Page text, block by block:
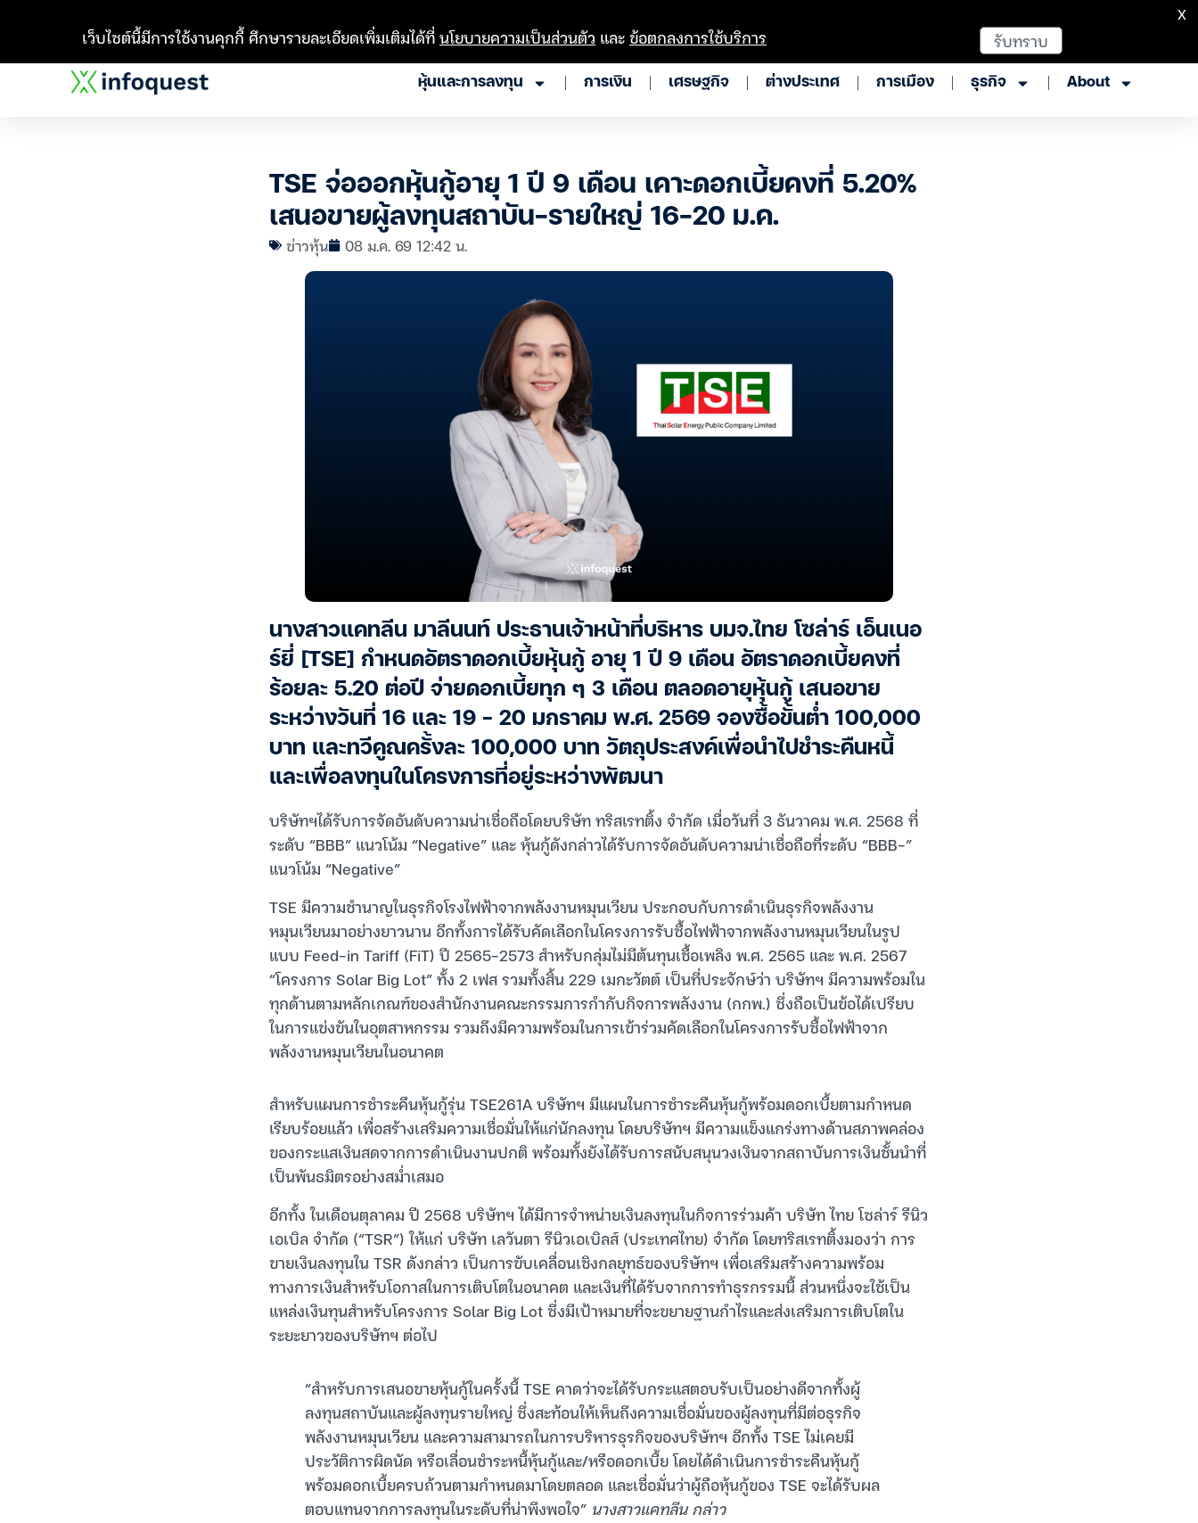
หุ้นและการลงทุน การเงิน เศรษฐกิจ ต่างประเทศ การเมือง ธุรกิจ About
TSE จ่อออกหุ้นกู้อายุ 1 ปี 9 เดือน เคาะดอกเบี้ยคงที่ 5.20%
เสนอขายผู้ลงทุนสถาบัน-รายใหญ่ 16-20 ม.ค.
ข่าวหุ้น 08 ม.ค. 69 12:42 น.
นางสาวแคทลีน มาลีนนท์ ประธานเจ้าหน้าที่บริหาร บมจ.ไทย โซล่าร์ เอ็นเนอ
ร์ยี่ [TSE] กำหนดอัตราดอกเบี้ยหุ้นกู้ อายุ 1 ปี 9 เดือน อัตราดอกเบี้ยคงที่
ร้อยละ 5.20 ต่อปี จ่ายดอกเบี้ยทุก ๆ 3 เดือน ตลอดอายุหุ้นกู้ เสนอขาย
ระหว่างวันที่ 16 และ 19 – 20 มกราคม พ.ศ. 2569 จองซื้อขั้นต่ำ 100,000
บาท และทวีคูณครั้งละ 100,000 บาท วัตถุประสงค์เพื่อนำไปชำระคืนหนี้
และเพื่อลงทุนในโครงการที่อยู่ระหว่างพัฒนา
บริษัทฯได้รับการจัดอันดับความน่าเชื่อถือโดยบริษัท ทริสเรทติ้ง จำกัด เมื่อวันที่ 3 ธันวาคม พ.ศ. 2568 ที่
ระดับ “BBB” แนวโน้ม “Negative” และ หุ้นกู้ดังกล่าวได้รับการจัดอันดับความน่าเชื่อถือที่ระดับ “BBB-”
แนวโน้ม “Negative”
TSE มีความชำนาญในธุรกิจโรงไฟฟ้าจากพลังงานหมุนเวียน ประกอบกับการดำเนินธุรกิจพลังงาน
หมุนเวียนมาอย่างยาวนาน อีกทั้งการได้รับคัดเลือกในโครงการรับซื้อไฟฟ้าจากพลังงานหมุนเวียนในรูป
แบบ Feed-in Tariff (FiT) ปี 2565-2573 สำหรับกลุ่มไม่มีต้นทุนเชื้อเพลิง พ.ศ. 2565 และ พ.ศ. 2567
“โครงการ Solar Big Lot” ทั้ง 2 เฟส รวมทั้งสิ้น 229 เมกะวัตต์ เป็นที่ประจักษ์ว่า บริษัทฯ มีความพร้อมใน
ทุกด้านตามหลักเกณฑ์ของสำนักงานคณะกรรมการกำกับกิจการพลังงาน (กกพ.) ซึ่งถือเป็นข้อได้เปรียบ
ในการแข่งขันในอุตสาหกรรม รวมถึงมีความพร้อมในการเข้าร่วมคัดเลือกในโครงการรับซื้อไฟฟ้าจาก
พลังงานหมุนเวียนในอนาคต
สำหรับแผนการชำระคืนหุ้นกู้รุ่น TSE261A บริษัทฯ มีแผนในการชำระคืนหุ้นกู้พร้อมดอกเบี้ยตามกำหนด
เรียบร้อยแล้ว เพื่อสร้างเสริมความเชื่อมั่นให้แก่นักลงทุน โดยบริษัทฯ มีความแข็งแกร่งทางด้านสภาพคล่อง
ของกระแสเงินสดจากการดำเนินงานปกติ พร้อมทั้งยังได้รับการสนับสนุนวงเงินจากสถาบันการเงินชั้นนำที่
เป็นพันธมิตรอย่างสม่ำเสมอ
อีกทั้ง ในเดือนตุลาคม ปี 2568 บริษัทฯ ได้มีการจำหน่ายเงินลงทุนในกิจการร่วมค้า บริษัท ไทย โซล่าร์ รีนิว
เอเบิล จำกัด (“TSR”) ให้แก่ บริษัท เลวันตา รีนิวเอเบิลส์ (ประเทศไทย) จำกัด โดยทริสเรทติ้งมองว่า การ
ขายเงินลงทุนใน TSR ดังกล่าว เป็นการขับเคลื่อนเชิงกลยุทธ์ของบริษัทฯ เพื่อเสริมสร้างความพร้อม
ทางการเงินสำหรับโอกาสในการเติบโตในอนาคต และเงินที่ได้รับจากการทำธุรกรรมนี้ ส่วนหนึ่งจะใช้เป็น
แหล่งเงินทุนสำหรับโครงการ Solar Big Lot ซึ่งมีเป้าหมายที่จะขยายฐานกำไรและส่งเสริมการเติบโตใน
ระยะยาวของบริษัทฯ ต่อไป
“สำหรับการเสนอขายหุ้นกู้ในครั้งนี้ TSE คาดว่าจะได้รับกระแสตอบรับเป็นอย่างดีจากทั้งผู้
ลงทุนสถาบันและผู้ลงทุนรายใหญ่ ซึ่งสะท้อนให้เห็นถึงความเชื่อมั่นของผู้ลงทุนที่มีต่อธุรกิจ
พลังงานหมุนเวียน และความสามารถในการบริหารธุรกิจของบริษัทฯ อีกทั้ง TSE ไม่เคยมี
ประวัติการผิดนัด หรือเลื่อนชำระหนี้หุ้นกู้และ/หรือดอกเบี้ย โดยได้ดำเนินการชำระคืนหุ้นกู้
พร้อมดอกเบี้ยครบถ้วนตามกำหนดมาโดยตลอด และเชื่อมั่นว่าผู้ถือหุ้นกู้ของ TSE จะได้รับผล
ตอบแทนจากการลงทุนในระดับที่น่าพึงพอใจ” นางสาวแคทลีน กล่าว
เว็บไซต์นี้มีการใช้งานคุกกี้ ศึกษารายละเอียดเพิ่มเติมได้ที่นโยบายความเป็นส่วนตัว และข้อตกลงการใช้บริการ รับทราบ
X